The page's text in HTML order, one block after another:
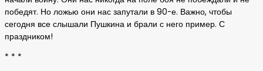
победят. Но ложью они нас запутали в 90-е. Важно, чтобы
сегодня все слышали Пушкина и брали с него пример. С
праздником!
* * *